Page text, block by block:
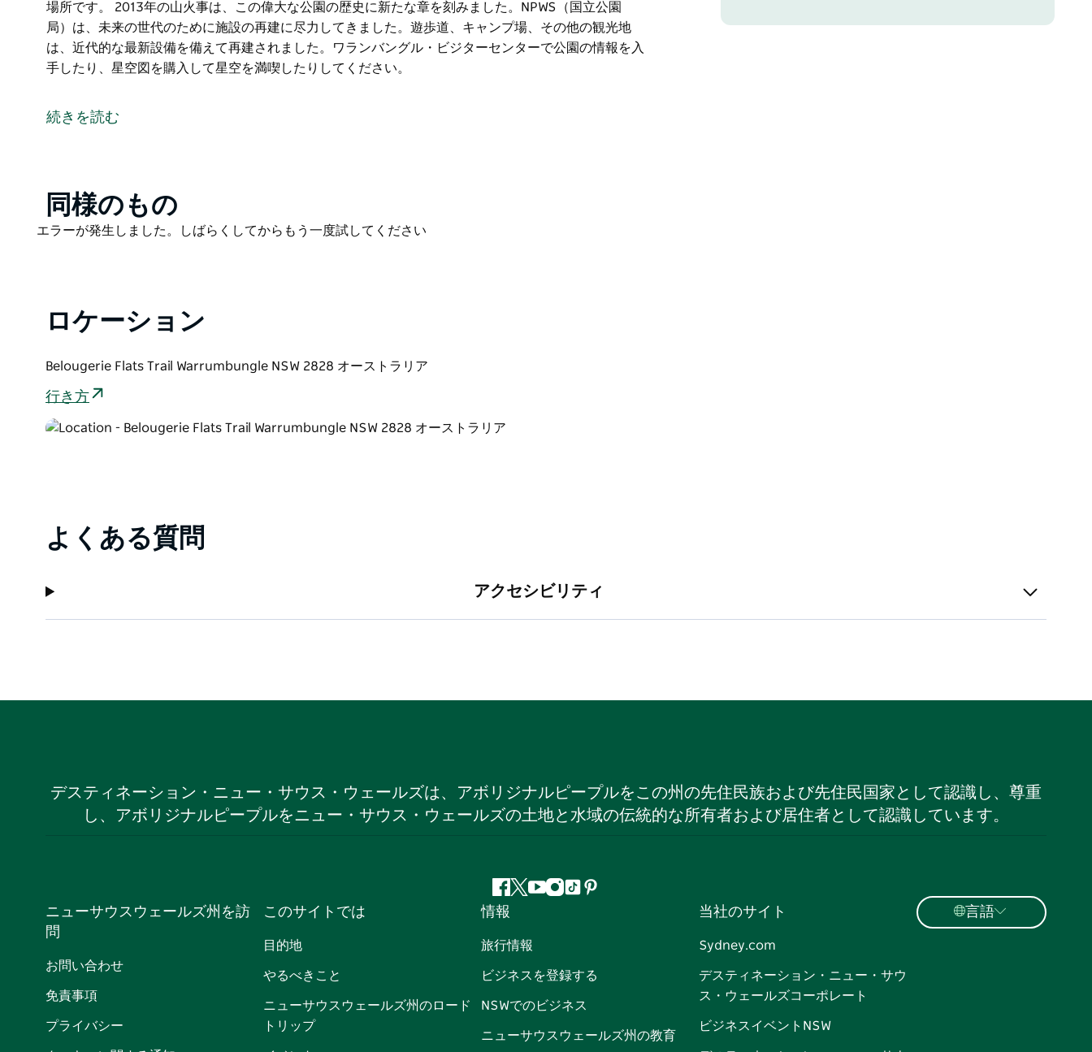
場所です。 2013年の山火事は、この偉大な公園の歴史に新たな章を刻みました。NPWS（国立公園
局）は、未来の世代のために施設の再建に尽力してきました。遊歩道、キャンプ場、その他の観光地
は、近代的な最新設備を備えて再建されました。ワランバングル・ビジターセンターで公園の情報を入
手したり、星空図を購入して星空を満喫したりしてください。
重要性と回復力の象徴となっています。ブレッドナイフとグランド・ハイ・トップスの遊歩道は、公園
を象徴する岩山を間近に眺めることができるニューサウスウェールズ州屈指の遊歩道として知られてい
呑むような光、そしてドラマチックな岩山は、アマチュア写真家にもプロの写真家にも最高の場所で
す。
を購入して星空を満喫したりしてください。
続きを読む
Product
List
同様のもの
Product
エラーが発生しました。しばらくしてからもう一度試してください
ロケーション
Belougerie Flats Trail Warrumbungle NSW 2828 オーストラリア
行き方
よくある質問
アクセシビリティ
デスティネーション・ニュー・サウス・ウェールズは、アボリジナルピープルをこの州の先住民族および先住民国家として認識し、尊重
し、アボリジナルピープルをニュー・サウス・ウェールズの土地と水域の伝統的な所有者および居住者として認識しています。
フ
ェ
イ
ブ
ッ
ツ
ッ
ー
ユ
ー
ブ
イ
グ
ラ
テ
ト
ピ
ス
ニューサウスウェールズ州を訪
問
お問い合わせ
免責事項
プライバシー
このサイトでは
目的地
やるべきこと
ニューサウスウェールズ州のロード
トリップ
情報
旅行情報
ビジネスを登録する
NSWでのビジネス
ニューサウスウェールズ州の教育
当社のサイト
Sydney.com
デスティネーション・ニュー・サウ
ス・ウェールズコーポレート
ビジネスイベントNSW
言語